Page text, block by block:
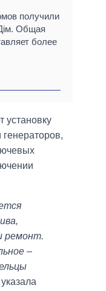
получили
Общая
более
установку
ремонт.
–